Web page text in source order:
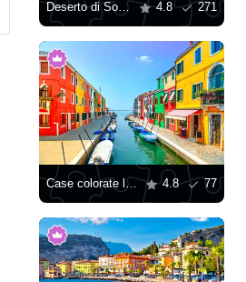
Deserto di Sonora al tramonto 4.8 271
Case colorate lungo il canale 4.8 77